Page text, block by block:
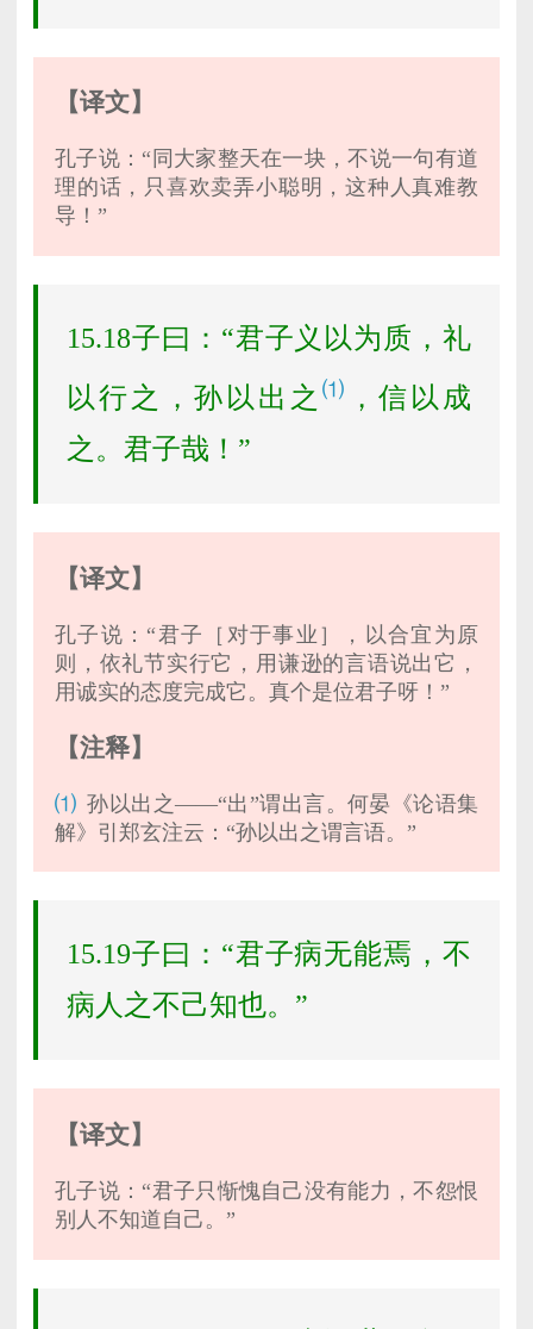
【译文】
孔子说：“同大家整天在一块，不说一句有道
理的话，只喜欢卖弄小聪明，这种人真难教
导！”
15.18子曰：“君子义以为质，礼
以行之，孙以出之 ⑴
，信以成
之。君子哉！”
【译文】
孔子说：“君子［对于事业］，以合宜为原
则，依礼节实行它，用谦逊的言语说出它，
用诚实的态度完成它。真个是位君子呀！”
【注释】
⑴ 孙以出之——“出”谓出言。何晏《论语集
解》引郑玄注云：“孙以出之谓言语。”
15.19子曰：“君子病无能焉，不
病人之不己知也。”
【译文】
孔子说：“君子只惭愧自己没有能力，不怨恨
别人不知道自己。”